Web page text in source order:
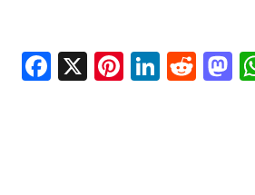
Facebook
X Pinterest